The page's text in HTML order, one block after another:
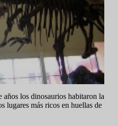
los dinosaurios habitaron la
lugares más ricos en huellas de